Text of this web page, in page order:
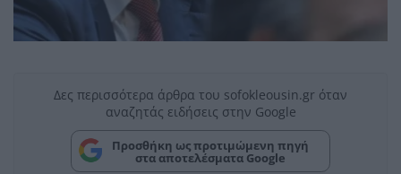
Δες περισσότερα άρθρα του sofokleousin.gr όταν
αναζητάς ειδήσεις στην Google
Προσθήκη ως προτιμώμενη πηγή
στα αποτελέσματα Google